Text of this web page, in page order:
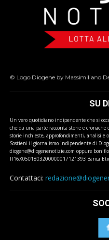
© Logo Diogene by Massimiliano
SU
Un vero quotidiano indipendente che si
che da una parte racconta storie e
storie inchieste, approfondimenti, analisi e
Sostieni il giornalismo indipendente di
diogene@diogenenotizie.com oppure
IT16X0501803200000017121393 Banca
Contattaci: